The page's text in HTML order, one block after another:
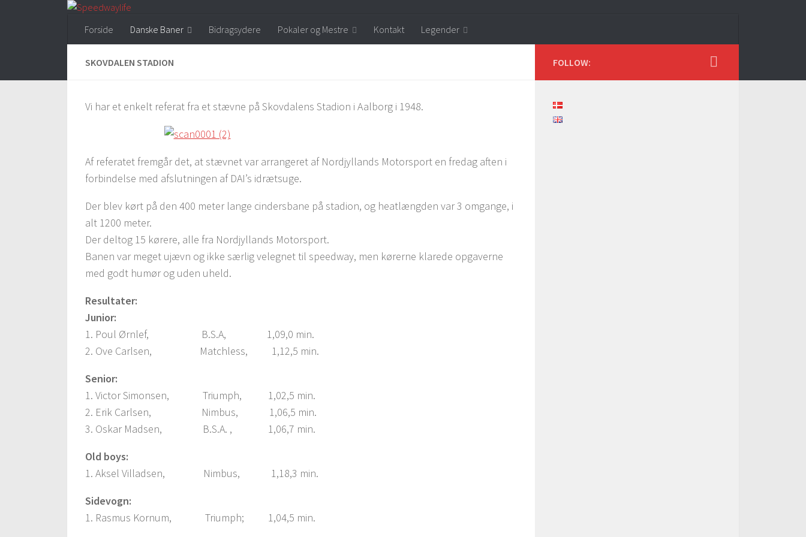
Forside
Danske Baner Bidragsydere Pokaler og Mestre Kontakt Legender
SKOVDALEN STADION
Vi har et enkelt referat fra et stævne på Skovdalens Stadion i Aalborg i 1948.
Af referatet fremgår det, at stævnet var arrangeret af Nordjyllands Motorsport en fredag aften i
forbindelse med afslutningen af DAI’s idrætsuge.
Der blev kørt på den 400 meter lange cindersbane på stadion, og heatlængden var 3 omgange, i
alt 1200 meter.
Der deltog 15 kørere, alle fra Nordjyllands Motorsport.
Banen var meget ujævn og ikke særlig velegnet til speedway, men kørerne klarede opgaverne
med godt humør og uden uheld.
Resultater:
Junior:
1. Poul Ørnlef, B.S.A, 1,09,0 min.
2. Ove Carlsen, Matchless, 1,12,5 min.
Senior:
1. Victor Simonsen, Triumph, 1,02,5 min.
2. Erik Carlsen, Nimbus, 1,06,5 min.
3. Oskar Madsen, B.S.A. , 1,06,7 min.
Old boys:
1. Aksel Villadsen, Nimbus, 1,18,3 min.
Sidevogn:
1. Rasmus Kornum, Triumph; 1,04,5 min.
FOLLOW: